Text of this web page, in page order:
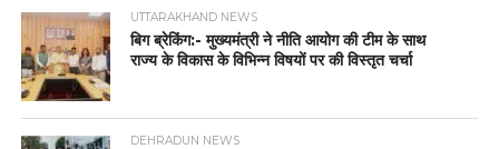
UTTARAKHAND NEWS
बिग ब्रेकिंग:- मुख्यमंत्री ने नीति आयोग की टीम के साथ
राज्य के विकास के विभिन्न विषयों पर की विस्तृत चर्चा
DEHRADUN NEWS